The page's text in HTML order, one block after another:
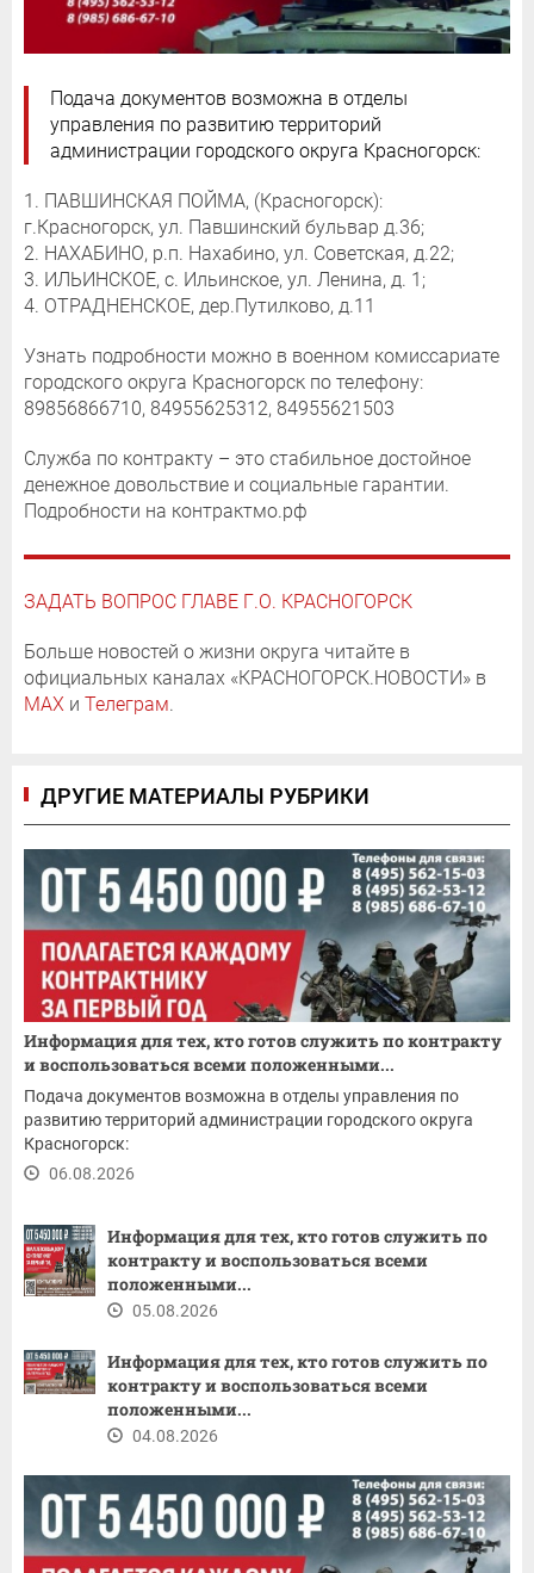
Подача документов возможна в отделы
управления по развитию территорий
администрации городского округа Красногорск:
1. ПАВШИНСКАЯ ПОЙМА, (Красногорск):
г.Красногорск, ул. Павшинский бульвар д.36;
2. НАХАБИНО, р.п. Нахабино, ул. Советская, д.22;
3. ИЛЬИНСКОЕ, с. Ильинское, ул. Ленина, д. 1;
4. ОТРАДНЕНСКОЕ, дер.Путилково, д.11
Узнать подробности можно в военном комиссариате
городского округа Красногорск по телефону:
89856866710, 84955625312, 84955621503
Служба по контракту – это стабильное достойное
денежное довольствие и социальные гарантии.
Подробности на контрактмо.рф
ЗАДАТЬ ВОПРОС ГЛАВЕ Г.О. КРАСНОГОРСК
Больше новостей о жизни округа читайте в
официальных каналах «КРАСНОГОРСК.НОВОСТИ» в
MAX и Телеграм.
ДРУГИЕ МАТЕРИАЛЫ РУБРИКИ
Информация для тех, кто готов служить по контракту
и воспользоваться всеми положенными...
Подача документов возможна в отделы управления по
развитию территорий администрации городского округа
Красногорск:
06.08.2026
Информация для тех, кто готов служить по
контракту и воспользоваться всеми
положенными...
05.08.2026
Информация для тех, кто готов служить по
контракту и воспользоваться всеми
положенными...
04.08.2026